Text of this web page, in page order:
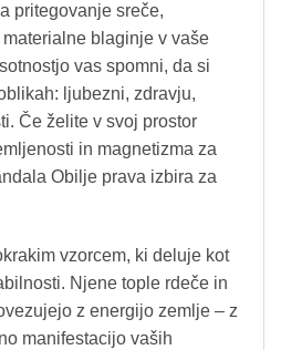
pritegovanje sreče,
blaginje v vaše
vas spomni, da si
ljubezni, zdravju,
Če želite v svoj prostor
in magnetizma za
Obilje prava izbira za
vzorcem, ki deluje kot
Njene tople rdeče in
z energijo zemlje – z
manifestacijo vaših